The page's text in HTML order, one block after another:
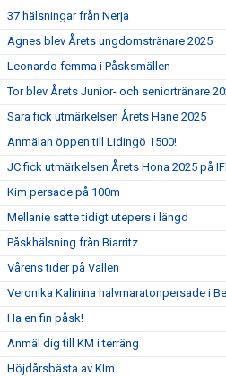
37 hälsningar från Nerja
Agnes blev Årets ungdomstränare 2025
Leonardo femma i Påsksmällen
Tor blev Årets Junior- och seniortränare
Sara fick utmärkelsen Årets Hane 2025
Anmälan öppen till Lidingö 1500!
JC fick utmärkelsen Årets Hona 2025 på
Kim persade på 100m
Mellanie satte tidigt utepers i längd
Påskhälsning från Biarritz
Vårens tider på Vallen
Veronika Kalinina halvmaratonpersade i
Ha en fin påsk!
Anmäl dig till KM i terräng
Höjdårsbästa av KIm